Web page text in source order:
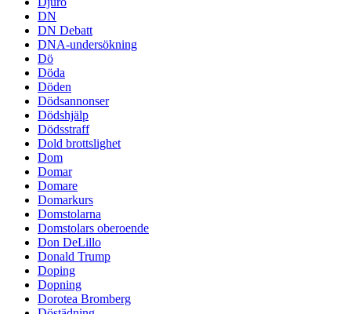
DN
DN Debatt
DNA-undersökning
Dö
Döda
Döden
Dödsannonser
Dödshjälp
Dödsstraff
Dold brottslighet
Dom
Domar
Domare
Domarkurs
Domstolarna
Domstolars oberoende
Don DeLillo
Donald Trump
Doping
Dopning
Dorotea Bromberg